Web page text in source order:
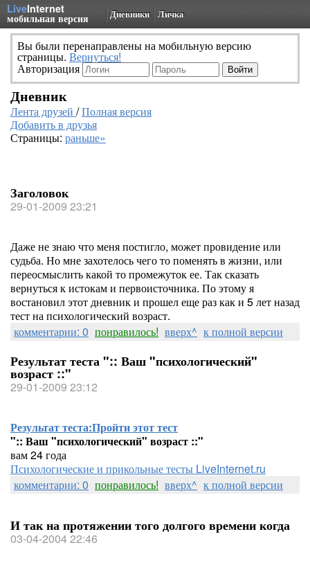
LiveInternet
мобильная версия Дневники Личка
Вы были перенаправлены на мобильную версию
страницы. Вернуться!
Авторизация
Дневник
Лента друзей /Полная версия
Добавить в друзья
Страницы: раньше»
Заголовок
29-01-2009 23:21
Даже не знаю что меня постигло, может провидение или
судьба. Но мне захотелось чего то поменять в жизни, или
переосмыслить какой то промежуток ее. Так сказать
вернуться к истокам и первоисточника. По этому я
востановил этот дневник и прошел еще раз как и 5 лет назад
тест на психологический возраст.
комментарии: 0 понравилось! вверх^ к полной версии
Результат теста ":: Ваш "психологический"
возраст ::"
29-01-2009 23:12
Результат теста:Пройти этот тест
":: Ваш "психологический" возраст ::"
вам 24 года
Психологические и прикольные тесты LiveInternet.ru
комментарии: 0 понравилось! вверх^ к полной версии
И так на протяжении того долгого времени когда
03-04-2004 22:46